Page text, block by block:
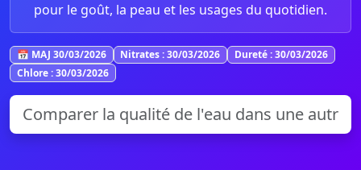
pour le goût, la peau et les usages du quotidien.
📅 MAJ 30/03/2026 Nitrates : 30/03/2026
Dureté : 30/03/2026
Chlore : 30/03/2026